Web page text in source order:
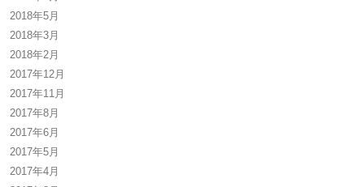
2018年5月
2018年3月
2018年2月
2017年12月
2017年11月
2017年8月
2017年6月
2017年5月
2017年4月